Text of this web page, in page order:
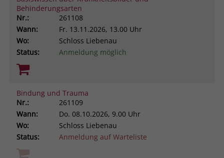
Behinderungsarten
Nr.:
261108
Wann:
Fr. 13.11.2026, 13.00 Uhr
Wo:
Schloss Liebenau
Status:
Anmeldung möglich
Bindung und Trauma
Nr.:
261109
Wann:
Do. 08.10.2026, 9.00 Uhr
Wo:
Schloss Liebenau
Status:
Anmeldung auf Warteliste
Name
Anbieter stiftung-liebenau.de
Laufzeit
Zweck
allen Seitenanfragen bei.
Zweck
Browsers und die Einstellungen
exklusiv für diese Website zu speichern.
Dadurch wird gewährleistet, dass
Aktionen, die bei späteren Besuchen
derselben Website durchgeführt
Name _clsk
Anbieter www.clarity.ms
Laufzeit